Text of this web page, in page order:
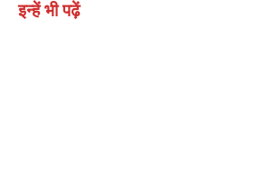
इन्हें भी पढ़ें